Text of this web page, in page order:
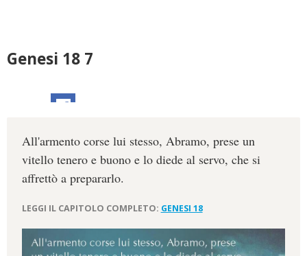
Genesi 18 7
All'armento corse lui stesso, Abramo, prese un
vitello tenero e buono e lo diede al servo, che si
affrettò a prepararlo.
LEGGI IL CAPITOLO COMPLETO: GENESI 18